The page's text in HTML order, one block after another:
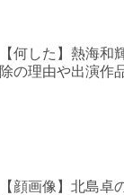
【何した】熱海和
除の理由や出演作
【顔画像】北島卓